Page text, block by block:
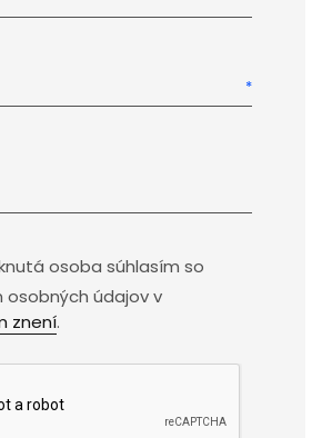
osoba súhlasím so
údajov v
znení.